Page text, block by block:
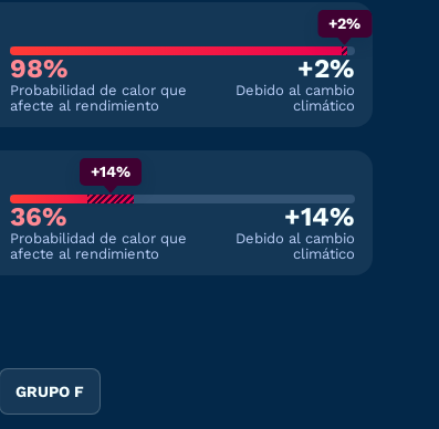
+2%
98%
Probabilidad de calor que
afecte al rendimiento
+2%
Debido al cambio
climático
+14%
36%
Probabilidad de calor que
afecte al rendimiento
+14%
Debido al cambio
climático
GRUPO F